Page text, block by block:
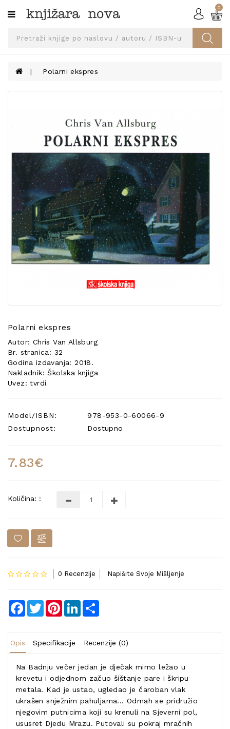
Kategorije
SVEUČILIŠNA
UDŽBENICI
KNJIGE
NARUČI
UDŽBENIKE!
BLOG
KONTAKT
POSEBNA
PONUDA
0
Polarni ekspres
Polarni ekspres
Autor: Chris Van Allsburg
Br. stranica: 32
Godina izdavanja: 2018.
Nakladnik: Školska knjiga
Uvez: tvrdi
Model/ISBN:
978-953-0-60066-9
Dostupnost:
Dostupno
7.83€
Količina: :
0 Recenzije Napišite Svoje Mišljenje
Facebook
TwitterPinterestLinkedIn
Opis Specifikacije Recenzije (0)
Na Badnju večer jedan je dječak mirno ležao u
krevetu i odjednom začuo šištanje pare i škripu
metala. Kad je ustao, ugledao je čaroban vlak
ukrašen snježnim pahuljama... Odmah se pridružio
njegovim putnicima koji su krenuli na Sjeverni pol,
ususret Djedu Mrazu. Putovali su pokraj mračnih